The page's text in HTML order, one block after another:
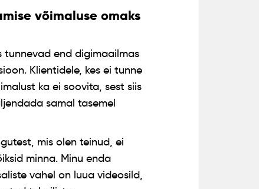
võimaluse omaks
tunnevad end digimaailmas
Klientidele, kes ei tunne
ka ei soovita, sest siis
samal tasemel
mis olen teinud, ei
minna. Minu enda
vahel on luua videosild,